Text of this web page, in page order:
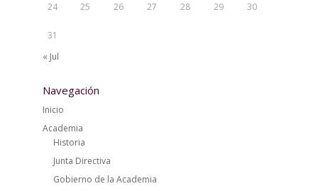
24 25 26 27 28 29 30
31
« Jul
Navegación
Inicio
Academia
Historia
Junta Directiva
Gobierno de la Academia